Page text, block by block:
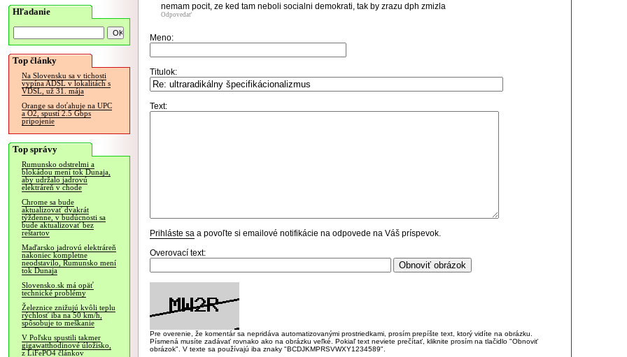
Hľadanie
Top články
Na Slovensku sa v tichosti
vypína ADSL v lokalitách s
VDSL, už 31. mája
Orange sa doťahuje na UPC
a O2, spustí 2.5 Gbps
pripojenie
Top správy
Rumunsko odstrelmi a
blokádou mení tok Dunaja,
aby udržalo jadrovú
elektráreň v chode
Chrome sa bude
aktualizovať dvakrát
týždenne, v budúcnosti sa
bude aktualizovať bez
reštartov
Maďarsko jadrovú elektráreň
nakoniec kompletne
neodstavilo, Rumunsko mení
tok Dunaja
Slovensko.sk má opäť
technické problémy
Železnice znižujú kvôli teplu
rýchlosť iba na 50 km/h,
spôsobuje to meškanie
V Poľsku spustili takmer
gigawatthodinové úložisko,
z LiFePO4 článkov
nemam pocit, ze ked tam neboli socialni demokrati, tak by zrazu dph zmizla
Odpovedať
Meno:
Titulok:
Text:
Prihláste sa a povoľte si emailové notifikácie na odpovede na Váš príspevok.
Overovací text:
Pre overenie, že komentár sa nepridáva automatizovanými prostriedkami, prosím prepíšte text, ktorý vidíte na obrázku.
Písmená musíte zadávať rovnako ako na obrázku veľké. Pokiaľ text neviete prečítať, kliknite prosím na tlačidlo "Obnoviť
obrázok". V texte sa používajú iba znaky "BCDJKMPRSVWXY1234589".